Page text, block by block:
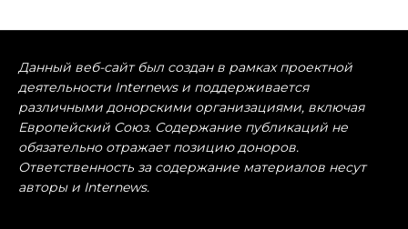
Данный веб-сайт был создан в рамках проектной
деятельности Internews и поддерживается
различными донорскими организациями, включая
Европейский Союз. Содержание публикаций не
обязательно отражает позицию доноров.
Ответственность за содержание материалов несут
авторы и Internews.